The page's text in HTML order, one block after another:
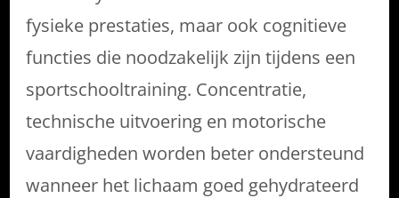
fysieke prestaties, maar ook cognitieve
functies die noodzakelijk zijn tijdens een
sportschooltraining. Concentratie,
technische uitvoering en motorische
vaardigheden worden beter ondersteund
wanneer het lichaam goed gehydrateerd